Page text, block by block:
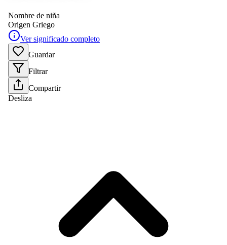
Nombre de niña
Origen Griego
Ver significado completo
Guardar
Filtrar
Compartir
Desliza